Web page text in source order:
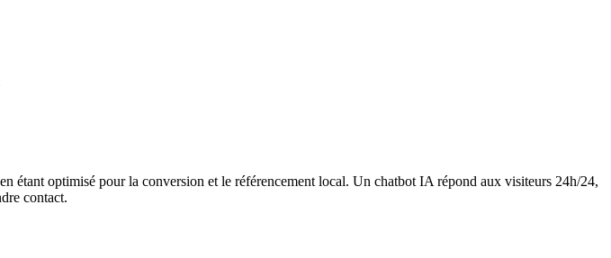
étant optimisé pour la conversion et le référencement local. Un chatbot IA répond aux visiteurs 24h/24,
contact.